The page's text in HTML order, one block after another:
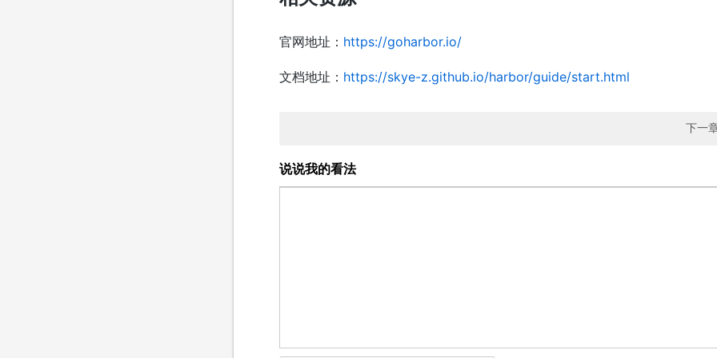
官网地址： https://goharbor.io/
文档地址： https://skye-z.github.io/harbor/guide/start.html
下一
说说我的看法